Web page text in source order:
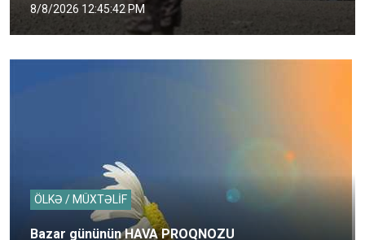
8/8/2026 12:45:42 PM
ÖLKƏ / MÜXTƏLİF
Bazar gününün HAVA PROQNOZU